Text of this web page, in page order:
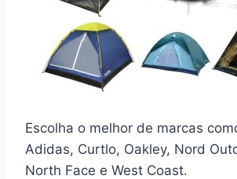
Escolha o melhor de marcas
Adidas, Curtlo, Oakley, Nord
North Face e West Coast.